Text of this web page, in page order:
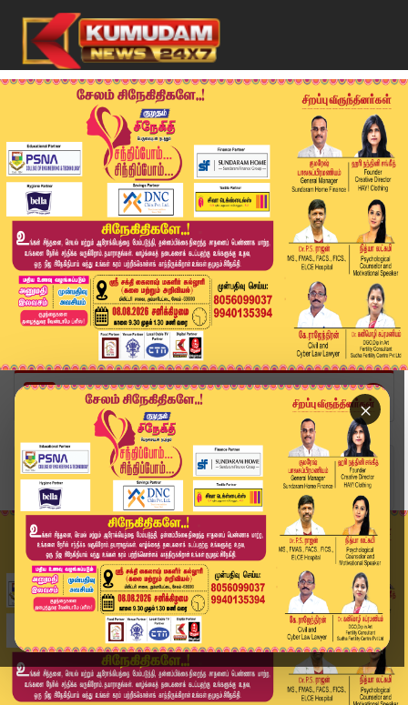
×
Home
வீடியோ ஸ்டோரி
ஆட்சியை மீண்டும் தக்க வைக்க திமுக தீவிரம்.. எதி...